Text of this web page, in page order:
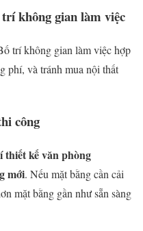
không gian làm việc
trí không gian làm việc hợp
phí, và tránh mua nội thất
công
thiết kế văn phòng
mới. Nếu mặt bằng cần cải
mặt bằng gần như sẵn sàng